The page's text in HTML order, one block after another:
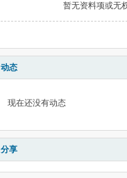
暂无资料项或无
动态
现在还没有动态
分享